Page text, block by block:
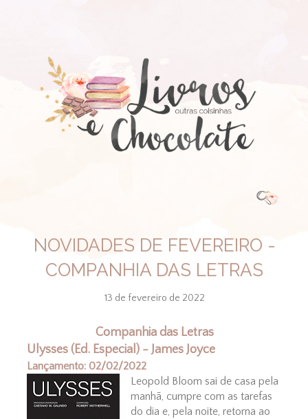
NOVIDADES DE FEVEREIRO -
COMPANHIA DAS LETRAS
13 de fevereiro de 2022
Companhia das Letras
Ulysses (Ed. Especial) - James Joyce
Lançamento: 02/02/2022
Leopold Bloom sai de casa pela
manhã, cumpre com as tarefas
do dia e, pela noite, retorna ao